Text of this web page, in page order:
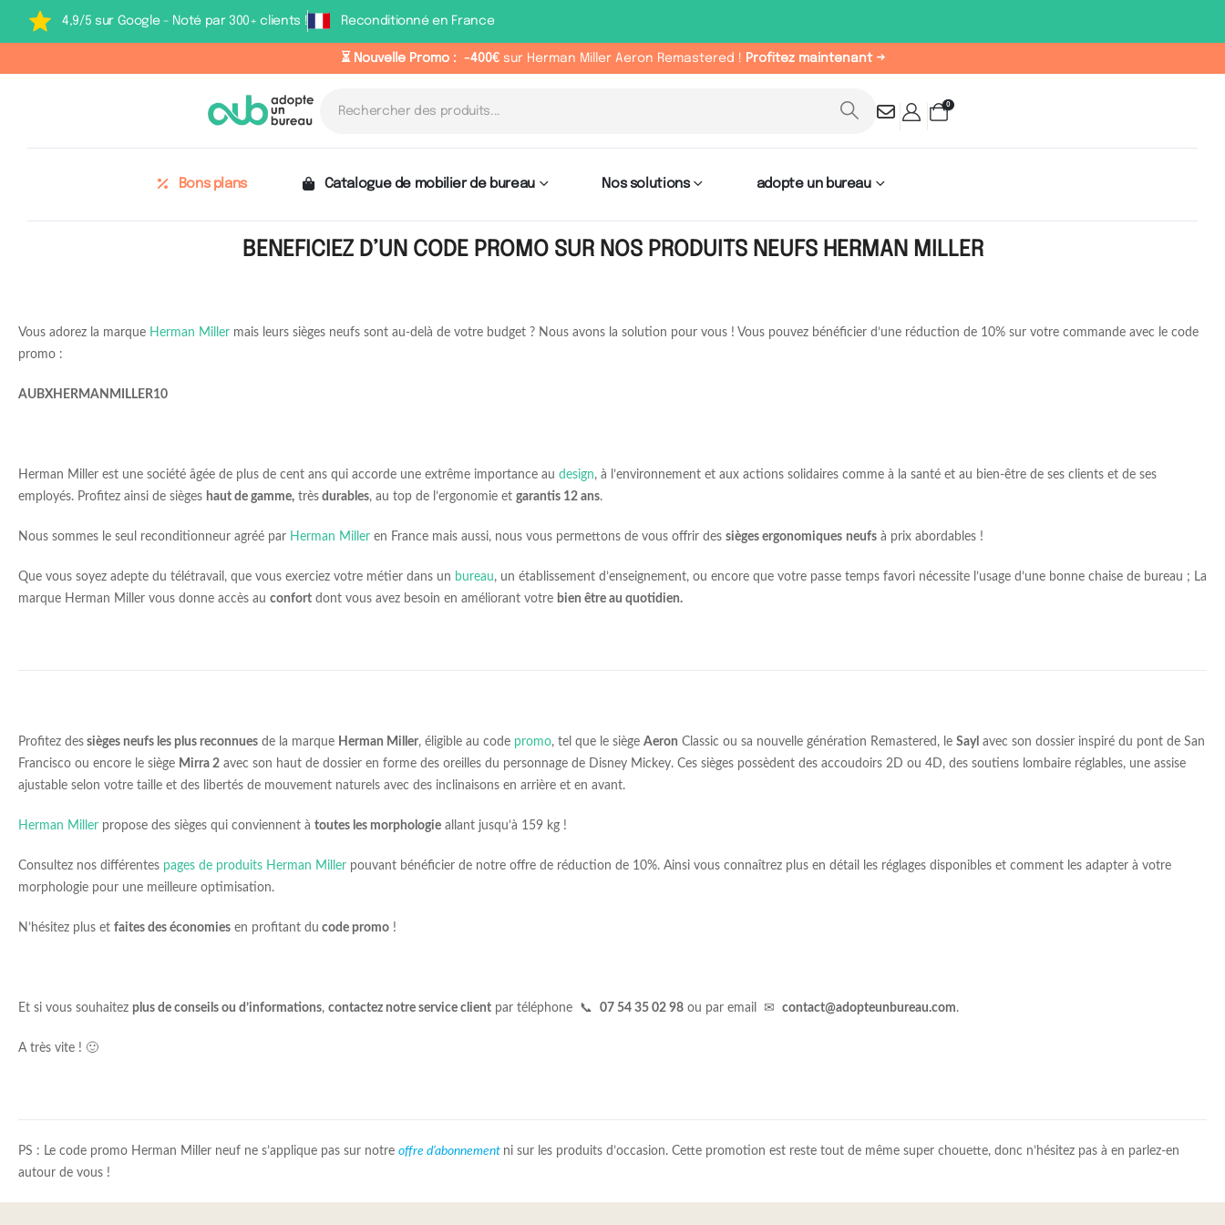
4,9/5 sur Google - Noté par 300+ clients ! Reconditionné en France
⏳ Nouvelle Promo : -400€sur Herman Miller Aeron Remastered ! Profitez maintenant →
0
Bons plans Catalogue de mobilier de bureau Nos solutions adopte un bureau
BENEFICIEZ D’UN CODE PROMO SUR NOS PRODUITS NEUFS HERMAN MILLER
Vous adorez la marque Herman Miller mais leurs sièges neufs sont au-delà de votre budget ? Nous avons la solution pour vous ! Vous pouvez bénéficier d’une réduction de 10% sur votre commande avec le code
promo :
AUBXHERMANMILLER10
Herman Miller est une société âgée de plus de cent ans qui accorde une extrême importance au design, à l’environnement et aux actions solidaires comme à la santé et au bien-être de ses clients et de ses
employés. Profitez ainsi de sièges haut de gamme, très durables, au top de l’ergonomie et garantis 12 ans.
Nous sommes le seul reconditionneur agréé par Herman Miller en France mais aussi, nous vous permettons de vous offrir des sièges ergonomiques neufs à prix abordables !
Que vous soyez adepte du télétravail, que vous exerciez votre métier dans un bureau, un établissement d’enseignement, ou encore que votre passe temps favori nécessite l’usage d’une bonne chaise de bureau ; La
marque Herman Miller vous donne accès au confort dont vous avez besoin en améliorant votre bien être au quotidien.
Profitez des sièges neufs les plus reconnues de la marque Herman Miller, éligible au code promo, tel que le siège Aeron Classic ou sa nouvelle génération Remastered, le Sayl avec son dossier inspiré du pont de San
Francisco ou encore le siège Mirra 2 avec son haut de dossier en forme des oreilles du personnage de Disney Mickey. Ces sièges possèdent des accoudoirs 2D ou 4D, des soutiens lombaire réglables, une assise
ajustable selon votre taille et des libertés de mouvement naturels avec des inclinaisons en arrière et en avant.
Herman Miller propose des sièges qui conviennent à toutes les morphologie allant jusqu’à 159 kg !
Consultez nos différentes pages de produits Herman Miller pouvant bénéficier de notre offre de réduction de 10%. Ainsi vous connaîtrez plus en détail les réglages disponibles et comment les adapter à votre
morphologie pour une meilleure optimisation.
N’hésitez plus et faites des économies en profitant du code promo !
Et si vous souhaitez plus de conseils ou d’informations, contactez notre service client par téléphone 📞 07 54 35 02 98 ou par email ✉ contact@adopteunbureau.com.
A très vite ! 🙂
PS : Le code promo Herman Miller neuf ne s’applique pas sur notre offre d’abonnement ni sur les produits d’occasion. Cette promotion est reste tout de même super chouette, donc n’hésitez pas à en parlez-en
autour de vous !